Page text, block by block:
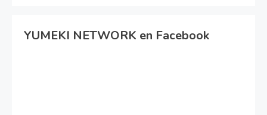
YUMEKI NETWORK en Facebook